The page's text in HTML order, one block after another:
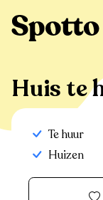
Huis te
Te huur
Huizen